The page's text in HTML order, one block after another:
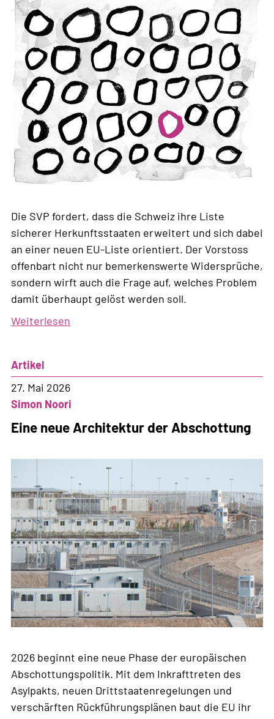
fair!
Die SVP fordert, dass die Schweiz ihre Liste
sicherer Herkunftsstaaten erweitert und sich dabei
an einer neuen EU-Liste orientiert. Der Vorstoss
offenbart nicht nur bemerkenswerte Widersprüche,
sondern wirft auch die Frage auf, welches Problem
damit überhaupt gelöst werden soll.
Weiterlesen
Herz
für
Europa
Artikel
27. Mai 2026
Simon Noori
Eine neue Architektur der Abschottung
2026 beginnt eine neue Phase der europäischen
Abschottungspolitik. Mit dem Inkrafttreten des
Asylpakts, neuen Drittstaatenregelungen und
verschärften Rückführungsplänen baut die EU ihr